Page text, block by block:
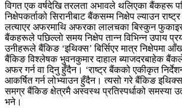
विगत एक वर्षदेखि तरलता अभावले थलिएका बैंकहरू
निक्षेपकर्ताको सिरानीबाट बैंकसम्म निक्षेप ल्याउन
लत्याएर अफरमाथि अफरका लालचका बिस्कुन
बैंकहरूले पछिल्लो समय निक्षेप तान्न विभिन्न उपाय
उनीहरूले बैंकिङ ‘इथिक्स’ बिर्सिएर मात्र निक्षेपमा
बैंकिङ विश्लेषक भुवनकुमार दाहाल ब्याजदरबाहेक
अफर गर्न वा दिनु हुँदैन। ‘राष्ट्र बैंकको एकीकृत
आकर्षित गर्न लोभ्याउन हुँदैन। त्यसो गरे बैंकिङ
समग्र बैंकिङ क्षेत्रमै अस्वस्थ प्रतिस्पर्धाको समस्या
भने।